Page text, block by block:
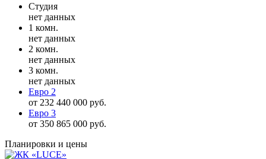
Студия
нет данных
1 комн.
нет данных
2 комн.
нет данных
3 комн.
нет данных
Евро 2
от 232 440 000 руб.
Евро 3
от 350 865 000 руб.
Планировки и цены